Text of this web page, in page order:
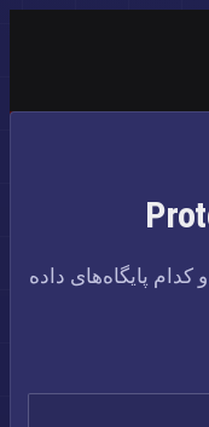
پایگاه‌های داده